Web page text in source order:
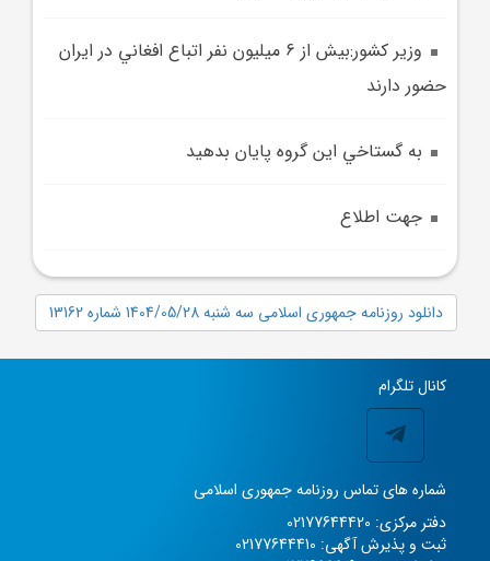
وزير کشور:بيش از 6 ميليون نفر اتباع افغاني در ايران
حضور دارند
به گستاخي اين گروه پايان بدهيد
جهت اطلاع
دانلود روزنامه جمهوری اسلامی سه شنبه 1404/05/28 شماره 13162
کانال تلگرام
شماره های تماس روزنامه جمهوری اسلامی
دفتر مرکزی: 02177644420
ثبت و پذیرش آگهی: 02177644410